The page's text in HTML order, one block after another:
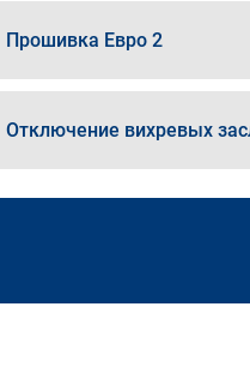
Прошивка Евро 2
Отключение вихревых